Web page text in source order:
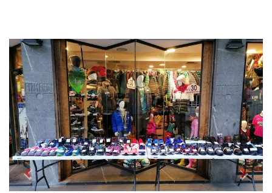
Previous Next